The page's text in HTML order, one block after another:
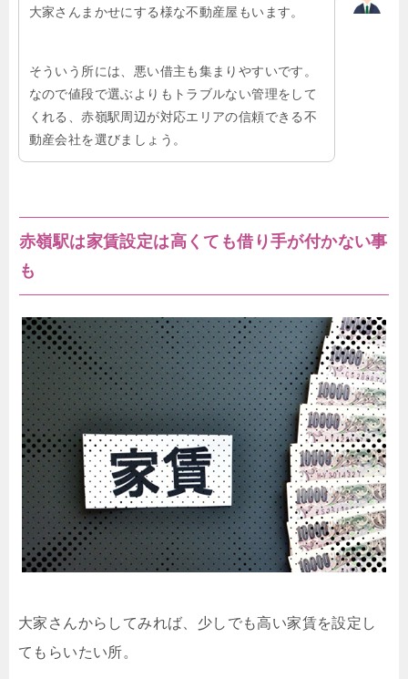
大家さんまかせにする様な不動産屋もいます。
そういう所には、悪い借主も集まりやすいです。
なので値段で選ぶよりもトラブルない管理をして
くれる、赤嶺駅周辺が対応エリアの信頼できる不
動産会社を選びましょう。
赤嶺駅は家賃設定は高くても借り手が付かない事
も
大家さんからしてみれば、少しでも高い家賃を設定し
てもらいたい所。